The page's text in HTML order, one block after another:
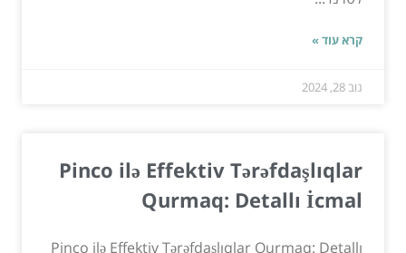
קרא עוד »
נוב 28, 2024
Pinco ilə Effektiv Tərəfdaşlıqlar
Qurmaq: Detallı İcmal
Pinco ilə Effektiv Tərəfdaşlıqlar Qurmaq: Detallı